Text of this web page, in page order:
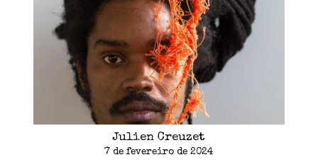
Julien Creuzet
7 de fevereiro de 2024